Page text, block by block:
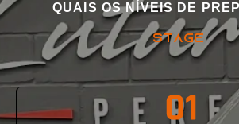
QUAIS OS NÍVEIS DE
STAGE